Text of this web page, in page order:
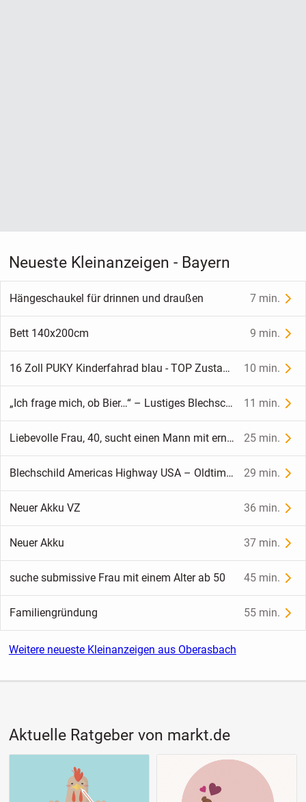
Neueste Kleinanzeigen - Bayern
Hängeschaukel für drinnen und draußen 7 min.
Bett 140x200cm 9 min.
16 Zoll PUKY Kinderfahrad blau - TOP Zustand - voll funktionsfähig 10 min.
„Ich frage mich, ob Bier…“ – Lustiges Blechschild Bier Spruch Bar Kneipe Deko 15x20 cm 11 min.
Liebevolle Frau, 40, sucht einen Mann mit ernsten Absichten 25 min.
Blechschild Americas Highway USA – Oldtimer Retro Vintage Deko 20x30 cm 29 min.
Neuer Akku VZ 36 min.
Neuer Akku 37 min.
suche submissive Frau mit einem Alter ab 50 45 min.
Familiengründung 55 min.
Weitere neueste Kleinanzeigen aus Oberasbach
Aktuelle Ratgeber von markt.de